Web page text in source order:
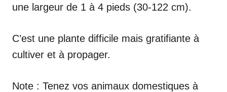
une largeur de 1 à 4 pieds (30-122 cm).
C’est une plante difficile mais gratifiante à
cultiver et à propager.
Note : Tenez vos animaux domestiques à